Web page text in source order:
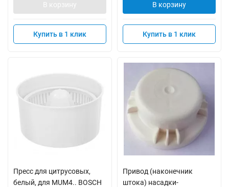
В корзину
Купить в 1 клик
В корзину
Купить в 1 клик
Пресс для цитрусовых,
белый, для MUM4.. BOSCH
Привод (наконечник
штока) насадки-